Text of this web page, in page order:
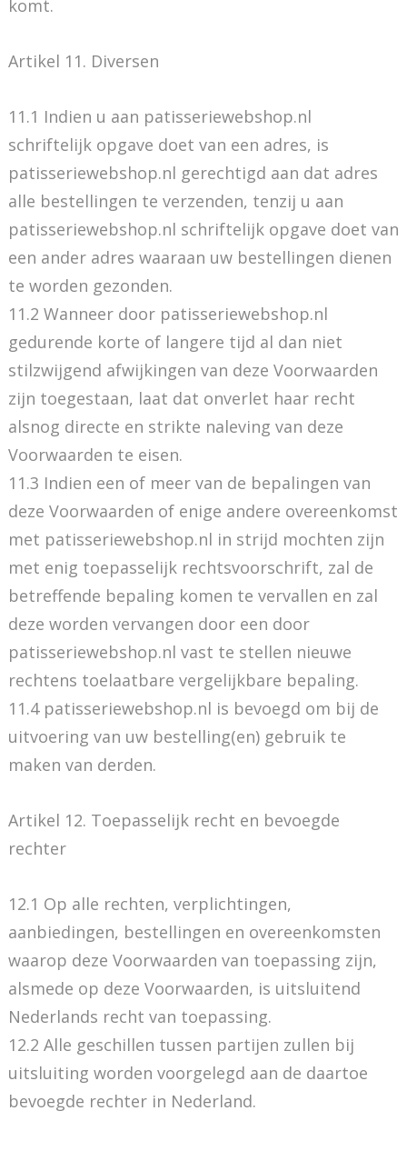
komt.
Artikel 11. Diversen
11.1 Indien u aan patisseriewebshop.nl
schriftelijk opgave doet van een adres, is
patisseriewebshop.nl gerechtigd aan dat adres
alle bestellingen te verzenden, tenzij u aan
patisseriewebshop.nl schriftelijk opgave doet van
een ander adres waaraan uw bestellingen dienen
te worden gezonden.
11.2 Wanneer door patisseriewebshop.nl
gedurende korte of langere tijd al dan niet
stilzwijgend afwijkingen van deze Voorwaarden
zijn toegestaan, laat dat onverlet haar recht
alsnog directe en strikte naleving van deze
Voorwaarden te eisen.
11.3 Indien een of meer van de bepalingen van
deze Voorwaarden of enige andere overeenkomst
met patisseriewebshop.nl in strijd mochten zijn
met enig toepasselijk rechtsvoorschrift, zal de
betreffende bepaling komen te vervallen en zal
deze worden vervangen door een door
patisseriewebshop.nl vast te stellen nieuwe
rechtens toelaatbare vergelijkbare bepaling.
11.4 patisseriewebshop.nl is bevoegd om bij de
uitvoering van uw bestelling(en) gebruik te
maken van derden.
Artikel 12. Toepasselijk recht en bevoegde
rechter
12.1 Op alle rechten, verplichtingen,
aanbiedingen, bestellingen en overeenkomsten
waarop deze Voorwaarden van toepassing zijn,
alsmede op deze Voorwaarden, is uitsluitend
Nederlands recht van toepassing.
12.2 Alle geschillen tussen partijen zullen bij
uitsluiting worden voorgelegd aan de daartoe
bevoegde rechter in Nederland.